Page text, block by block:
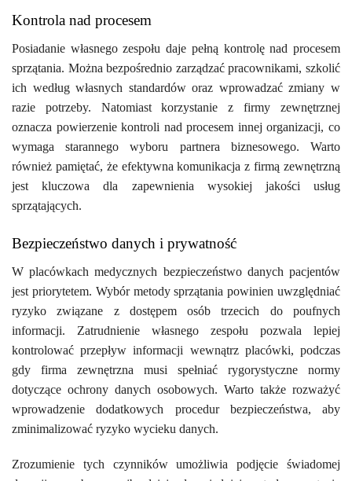
Kontrola nad procesem
Posiadanie własnego zespołu daje pełną kontrolę nad procesem
sprzątania. Można bezpośrednio zarządzać pracownikami, szkolić
ich według własnych standardów oraz wprowadzać zmiany w
razie potrzeby. Natomiast korzystanie z firmy zewnętrznej
oznacza powierzenie kontroli nad procesem innej organizacji, co
wymaga starannego wyboru partnera biznesowego. Warto
również pamiętać, że efektywna komunikacja z firmą zewnętrzną
jest kluczowa dla zapewnienia wysokiej jakości usług
sprzątających.
Bezpieczeństwo danych i prywatność
W placówkach medycznych bezpieczeństwo danych pacjentów
jest priorytetem. Wybór metody sprzątania powinien uwzględniać
ryzyko związane z dostępem osób trzecich do poufnych
informacji. Zatrudnienie własnego zespołu pozwala lepiej
kontrolować przepływ informacji wewnątrz placówki, podczas
gdy firma zewnętrzna musi spełniać rygorystyczne normy
dotyczące ochrony danych osobowych. Warto także rozważyć
wprowadzenie dodatkowych procedur bezpieczeństwa, aby
zminimalizować ryzyko wycieku danych.
Zrozumienie tych czynników umożliwia podjęcie świadomej